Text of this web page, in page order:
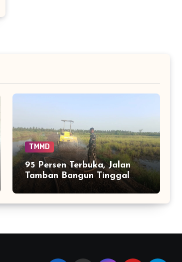
TMMD
95 Persen Terbuka, Jalan
Tamban Bangun Tinggal
Menyelesaikan Ujung
Pekerjaan